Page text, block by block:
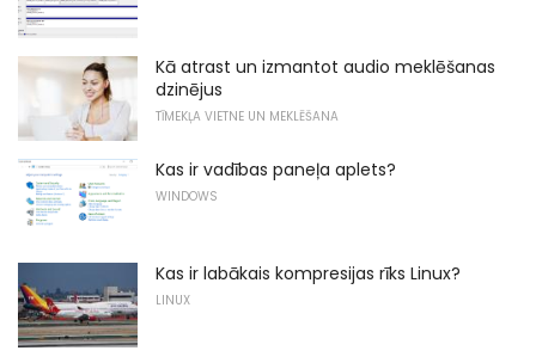
Kā atrast un izmantot audio meklēšanas
dzinējus
TĪMEKĻA VIETNE UN MEKLĒŠANA
Kas ir vadības paneļa aplets?
WINDOWS
Kas ir labākais kompresijas rīks Linux?
LINUX